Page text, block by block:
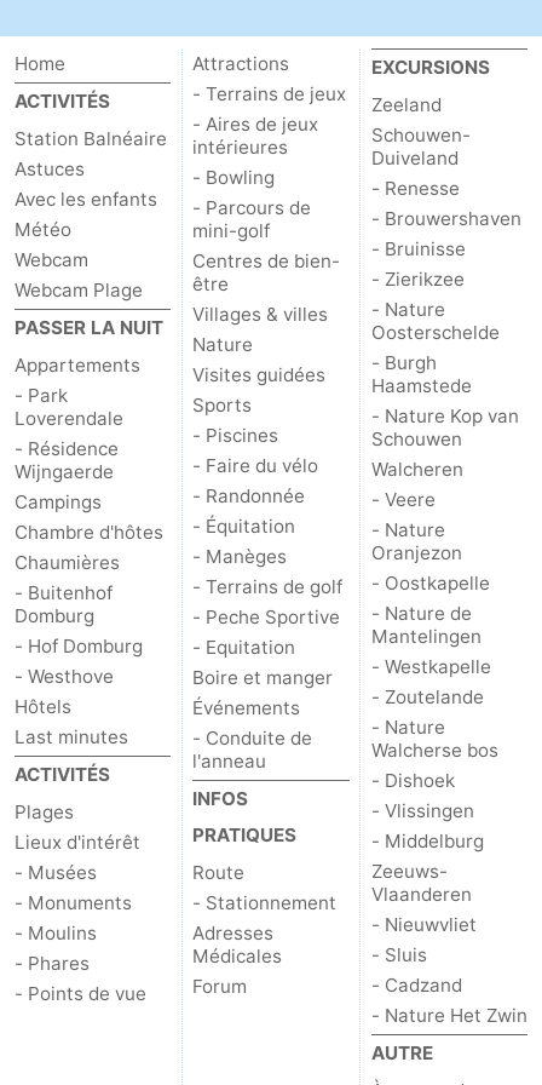
Mantelingen
Zoutelande
-
Nature
Walcherse
bos
-
Dishoek
-
Vlissingen
-
Middelburg
Zeeuws-
Vlaanderen
-
Nieuwvliet
-
Sluis
-
Cadzand
-
Nature
Het
Zwin
Météo
Contact
Home
ACTIVITÉS
Station Balnéaire
Astuces
Avec les enfants
Météo
Webcam
Webcam Plage
PASSER LA NUIT
Appartements
- Park
Loverendale
- Résidence
Wijngaerde
Campings
Chambre d'hôtes
Chaumières
- Buitenhof
Domburg
- Hof Domburg
- Westhove
Hôtels
Last minutes
ACTIVITÉS
Plages
Lieux d'intérêt
- Musées
- Monuments
- Moulins
- Phares
- Points de vue
Attractions
- Terrains de jeux
- Aires de jeux
intérieures
- Bowling
- Parcours de
mini-golf
Centres de bien-
être
Villages & villes
Nature
Visites guidées
Sports
- Piscines
- Faire du vélo
- Randonnée
- Équitation
- Manèges
- Terrains de golf
- Peche Sportive
- Equitation
Boire et manger
Événements
- Conduite de
l'anneau
INFOS
PRATIQUES
Route
- Stationnement
Adresses
Médicales
Forum
EXCURSIONS
Zeeland
Schouwen-
Duiveland
- Renesse
- Brouwershaven
- Bruinisse
- Zierikzee
- Nature
Oosterschelde
- Burgh
Haamstede
- Nature Kop van
Schouwen
Walcheren
- Veere
- Nature
Oranjezon
- Oostkapelle
- Nature de
Mantelingen
- Westkapelle
- Zoutelande
- Nature
Walcherse bos
- Dishoek
- Vlissingen
- Middelburg
Zeeuws-
Vlaanderen
- Nieuwvliet
- Sluis
- Cadzand
- Nature Het Zwin
AUTRE